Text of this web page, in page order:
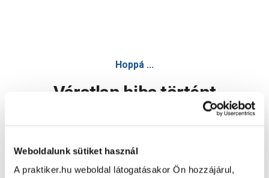
Weboldalunk sütiket használ
A praktiker.hu weboldal látogatásakor Ön hozzájárul,
Hoppá ...
Váratlan hiba történt
Oldal újratöltése